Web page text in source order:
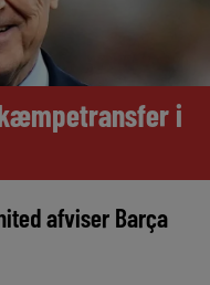
i
afviser Barça